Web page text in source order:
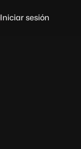
Iniciar sesión